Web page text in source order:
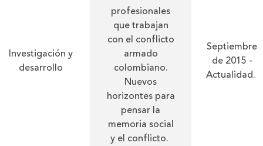
Investigación y
desarrollo
profesionales
que trabajan
con el conflicto
armado
colombiano.
Nuevos
horizontes para
pensar la
memoria social
y el conflicto.
Septiembre
de 2015 -
Actualidad.